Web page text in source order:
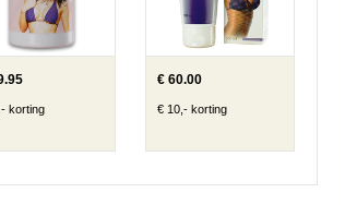
korting
€ 60.00
€ 10,- korting